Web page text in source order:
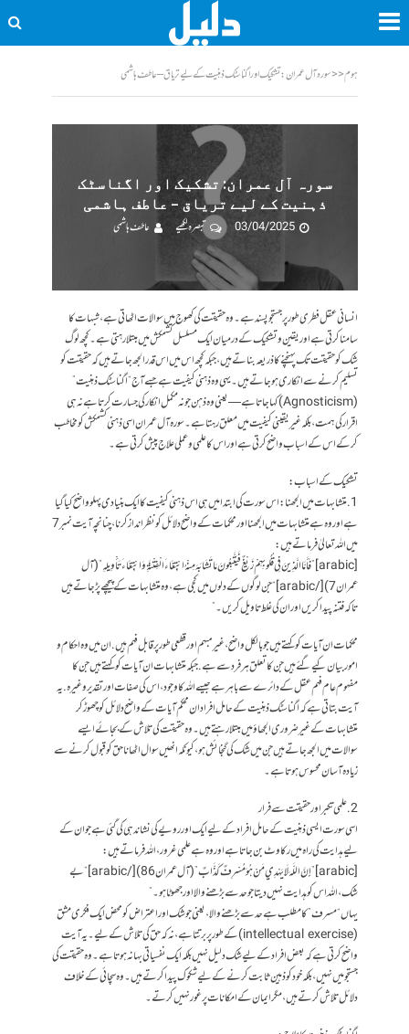
ہوم<<سورہ آل عمران: تشکیک اور اگناسٹک ذہنیت کے لیے تریاق – عاطف ہاشمی
سورہ آل عمران: تشکیک اور اگناسٹک
ذہنیت کے لیے تریاق – عاطف ہاشمی
03/04/2025
تبصرہ لکھیے عاطف ہاشمی
انسانی عقل فطری طور پر جستجو پسند ہے۔ وہ حقیقت کی کھوج میں سوالات اٹھاتی ہے، شبہات کا
سامنا کرتی ہے اور یقین و تشکیک کے درمیان ایک مسلسل کشمکش میں مبتلا رہتی ہے۔ کچھ لوگ
شک کو حقیقت تک پہنچنے کا ذریعہ بناتے ہیں، جبکہ کچھ اس میں اس قدر الجھ جاتے ہیں کہ حقیقت کو
تسلیم کرنے سے انکاری ہو جاتے ہیں۔ یہی وہ ذہنی کیفیت ہے جسے آج “اگناسٹک ذہنیت”
(Agnosticism) کہا جاتا ہے—یعنی وہ ذہن جو نہ مکمل انکار کی جسارت کرتا ہے نہ ہی
اقرار کی ہمت، بلکہ غیر یقینی کیفیت میں معلق رہتا ہے۔ سورہ آل عمران اسی ذہنی کشمکش کو مخاطب
کر کے اس کے اسباب واضح کرتی ہے اور اس کا علمی و عملی علاج پیش کرتی ہے۔
تشکیک کے اسباب:
1. متشابہات میں الجھنا: اس سورت کی ابتدا میں ہی اس ذہنی کیفیت کا ایک بنیادی پہلو واضح کیا گیا
ہے اور وہ ہے متشابہات میں الجھنا اور محکمات کے واضح دلائل کو نظرانداز کرنا، چنانچہ آیت نمبر 7
میں اللہ تعالیٰ فرماتے ہیں:
[arabic]”فَأَمَّا الَّذِينَ فِي قُلُوبِهِمْ زَيْغٌ فَيَتَّبِعُونَ مَا تَشَابَهَ مِنْهُ ابْتِغَاءَ الْفِتْنَةِ وَابْتِغَاءَ تَأْوِيلِهِ” (آل
عمران 7)[/arabic] “جن لوگوں کے دلوں میں کجی ہے، وہ متشابہات کے پیچھے پڑ جاتے ہیں
تاکہ فتنہ پیدا کریں اور ان کی غلط تاویل کریں۔”
محکمات ان آیات کو کہتے ہیں جو بالکل واضح، غیر مبہم اور قطعی طور پر قابل فہم ہیں. ان میں وہ احکام و
امور بیان کیے گئے ہیں جن کا تعلق ہر فرد سے ہے. جبکہ متشابہات ان آیات کو کہتے ہیں جن کا
مفہوم عام فہم عقل کے دائرے سے باہر ہے جیسے اللہ کا وجود، اس کی صفات اور تقدیر وغیرہ. یہ
آیت بتاتی ہے کہ اگناسٹک ذہنیت کے حامل افراد ان محکم آیات کے واضح دلائل کو چھوڑ کر
متشابہات کے غیر ضروری الجھاؤ میں مبتلا رہتے ہیں۔ وہ حقیقت کی تلاش کے بجائے ایسے
سوالات میں الجھ جاتے ہیں جن میں شک کی گنجائش ہو، کیونکہ انھیں سوال اٹھانا حق کو قبول کرنے سے
زیادہ آسان محسوس ہوتا ہے۔
2. علمی تکبر اور حقیقت سے فرار
اسی سورت ایسی ذہنیت کے حامل افراد کے لیے ایک اور رویے کی نشاندہی کی گئی ہے جو ان کے
لیے ہدایت کی راہ میں رکاوٹ بن جاتا ہے اور وہ ہے علمی غرور، اللہ فرماتے ہیں:
[arabic]”إِنَّ اللَّهَ لَا يَهْدِي مَنْ هُوَ مُسْرِفٌ كَذَّابٌ” (آل عمران 86)[/arabic] “بے
شک، اللہ اس کو ہدایت نہیں دیتا جو حد سے بڑھنے والا اور جھوٹا ہو۔”
یہاں “مسرف” کا مطلب ہے حد سے بڑھنے والا، یعنی جو شک اور اعتراض کو محض ایک فکری مشق
(intellectual exercise) کے طور پر برتتا ہے، نہ کہ حق کی تلاش کے لیے۔ یہ آیت
واضح کرتی ہے کہ بعض افراد کے لیے شک دلیل نہیں بلکہ ایک نفسیاتی بہانہ ہوتا ہے۔ وہ حقیقت کی
جستجو میں نہیں، بلکہ خود کو ذہین ثابت کرنے کے لیے شکوک پیدا کرتے ہیں۔ وہ سچائی کے خلاف
دلائل تلاش کرتے ہیں، مگر ایمان کے امکانات پر غور نہیں کرتے۔